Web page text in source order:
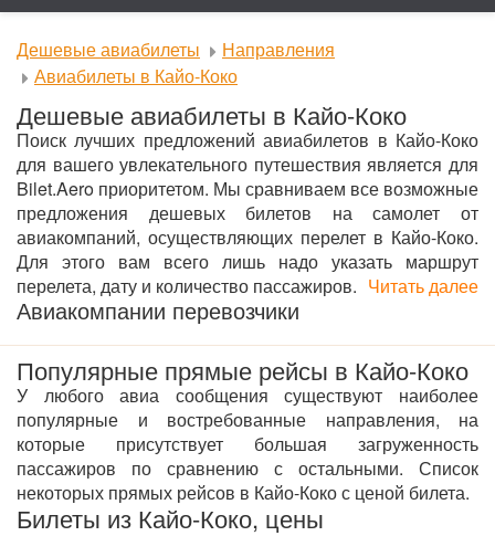
Дешевые авиабилеты
Направления
Авиабилеты в Кайо-Коко
Дешевые авиабилеты в Кайо-Коко
Поиск лучших предложений авиабилетов в Кайо-Коко
для вашего увлекательного путешествия является для
Bilet.Aero приоритетом. Мы сравниваем все возможные
предложения дешевых билетов на самолет от
авиакомпаний, осуществляющих перелет в Кайо-Коко.
Для этого вам всего лишь надо указать маршрут
перелета, дату и количество пассажиров. Читать далее
Авиакомпании перевозчики
Популярные прямые рейсы в Кайо-Коко
У любого авиа сообщения существуют наиболее
популярные и востребованные направления, на
которые присутствует большая загруженность
пассажиров по сравнению с остальными. Список
некоторых прямых рейсов в Кайо-Коко с ценой билета.
Билеты из Кайо-Коко, цены